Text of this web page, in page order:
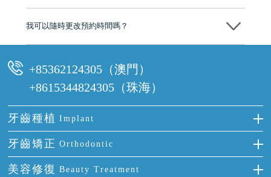
我可以隨時更改預約時間嗎？
可以，請盡早通過wechat或whatsapp聯絡我們，告知我們你原本預約的
+85362124305（澳門）
+8615344824305（珠海）
牙齒種植 Implant
種牙
單顆牙缺失
牙齒矯正 Orthodontic
隱形箍牙
美容修復 Beauty Treatment